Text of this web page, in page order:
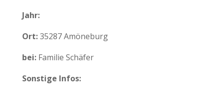
Jahr:
Ort:35287 Amöneburg
bei:Familie Schäfer
Sonstige Infos: